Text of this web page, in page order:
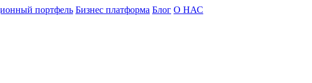
портфель Бизнес платформа Блог О НАС